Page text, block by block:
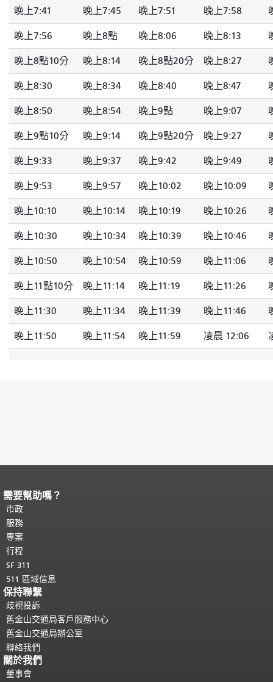
晚上7:41 晚上7:45 晚上7:51 晚上7:58
晚上7:56 晚上8點 晚上8:06 晚上8:13
晚上8點10分 晚上8:14 晚上8點20分 晚上8:27
晚上8:30 晚上8:34 晚上8:40 晚上8:47
晚上8:50 晚上8:54 晚上9點 晚上9:07
晚上9點10分 晚上9:14 晚上9點20分 晚上9:27
晚上9:33 晚上9:37 晚上9:42 晚上9:49
晚上9:53 晚上9:57 晚上10:02 晚上10:09
晚上10:10 晚上10:14 晚上10:19 晚上10:26
晚上10:30 晚上10:34 晚上10:39 晚上10:46
晚上10:50 晚上10:54 晚上10:59 晚上11:06
晚上11點10分 晚上11:14 晚上11:19 晚上11:26
晚上11:30 晚上11:34 晚上11:39 晚上11:46
晚上11:50 晚上11:54 晚上11:59 凌晨 12:06
頁面內容結束。
都會重複顯示。
需要幫助嗎？
市政
服務
專案
行程
SF 311
511 區域信息
保持聯繫
歧視投訴
舊金山交通局客戶服務中心
舊金山交通局辦公室
聯絡我們
關於我們
董事會